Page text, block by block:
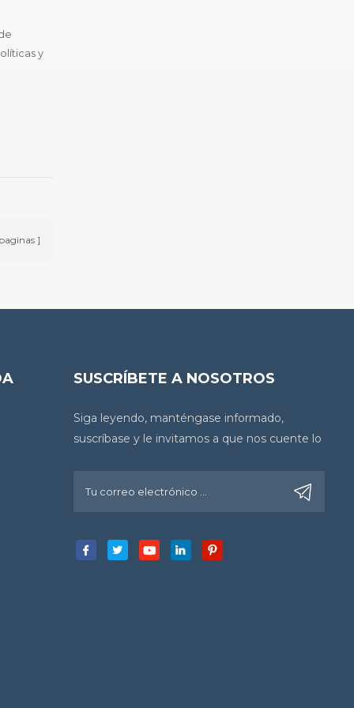
y
paginas
SUSCRÍBETE A NOSOTROS
Siga leyendo, manténgase informado,
suscríbase y le invitamos a que nos cuente lo